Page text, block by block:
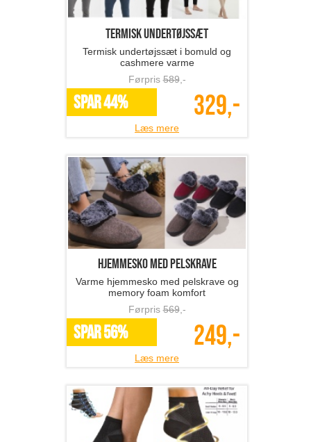
termisk undertøjssæt
Termisk undertøjssæt i bomuld og
cashmere varme
Førpris589,-
SPAR 44% 329,-
Læs mere
hjemmesko med pelskrave
Varme hjemmesko med pelskrave og
memory foam komfort
Førpris569,-
SPAR 56% 249,-
Læs mere